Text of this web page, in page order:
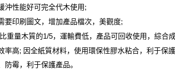
性能好可完全代木使用;
印刷圖文，增加產品檔次，美觀度;
量木質的1/5，運輸費低，產品可回收使用，綜合
高; 因全紙質材料，使用環保性膠水粘合，利于保
霉，利于保護產品。